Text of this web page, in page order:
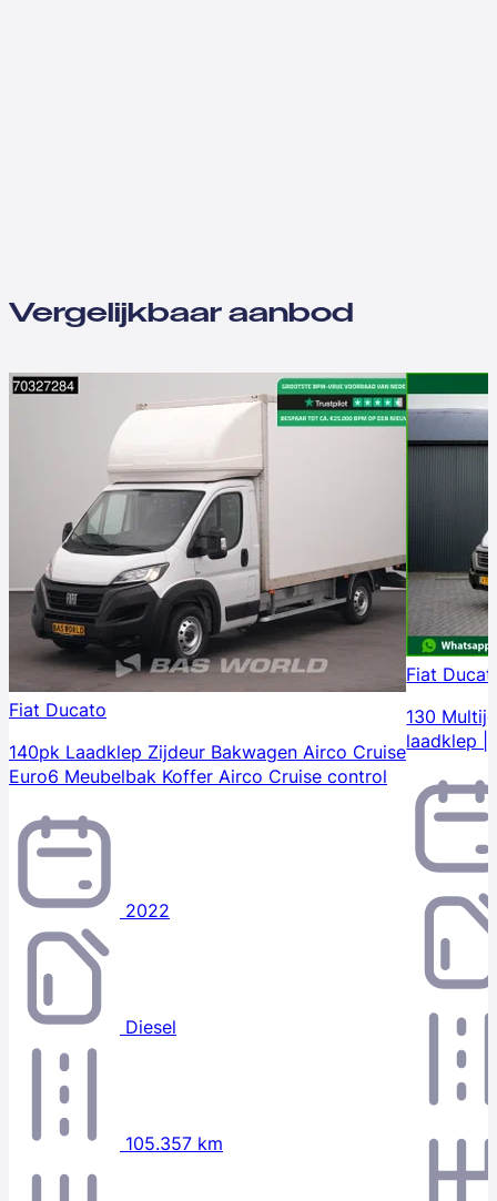
Vergelijkbaar aanbod
Fiat Ducato
140pk Laadklep Zijdeur Bakwagen Airco Cruise
Euro6 Meubelbak Koffer Airco Cruise control
2022
Diesel
105.357 km
Fiat
130
laadklep |